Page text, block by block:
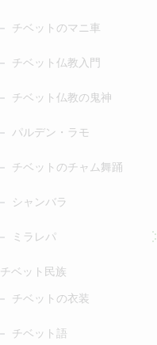
チベットのマニ車
チベット仏教入門
チベット仏教の鬼神
パルデン・ラモ
チベットのチャム舞踊
シャンバラ
ミラレパ
チベット民族
チベットの衣装
チベット語